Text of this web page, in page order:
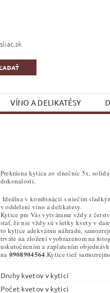
VÍNO A DELIKATÉSY
Prekrásna kytica zo slnečníc 5x,
dokonalosti.
Ideálna v kombinácií s niečím
v oddelení víno a delikatesy.
Kytice pre Vás vytvárame vždy z
stať, že nie vždy sú všetky kvety v
to kytice adekvátnu náhradu,
trváte na zložení vyobrazenom na
uskutočnením a zaplatením
na 0908904564.Kytice tiež
Druhy kvetov v kytici
Počet kvetov v kytici